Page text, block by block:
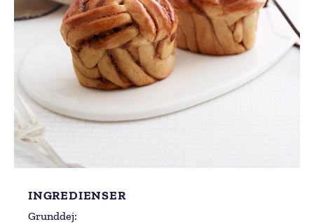
INGREDIENSER
Grunddej